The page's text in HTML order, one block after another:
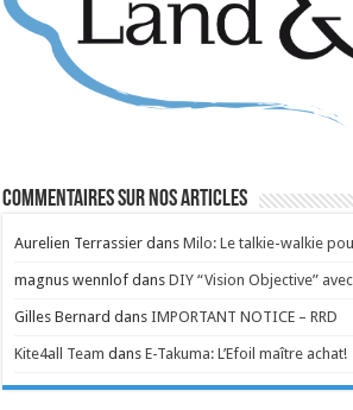
Commentaires sur nos articles
Aurelien Terrassier dansMilo: Le talkie-walkie
magnus wennlof dansDIY “Vision Objective”
Gilles Bernard dansIMPORTANT NOTICE – RRD
Kite4all Team dansE-Takuma: L’Efoil maître achat!